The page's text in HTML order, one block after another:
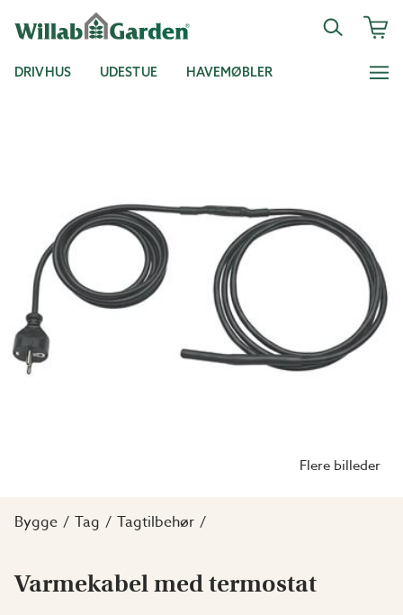
DRIVHUS UDESTUE HAVEMØBLER
Flere billeder
Bygge Tag Tagtilbehør
Varmekabel med termostat